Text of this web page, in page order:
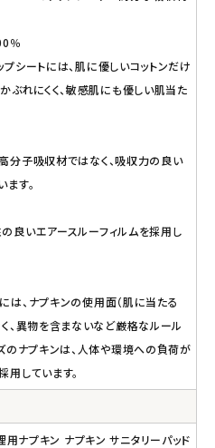
％
シートには、肌に優しいコットンだけ
ぶれにくく、敏感肌にも優しい肌当た
分子吸収材ではなく、吸収力の良い
す。
良いエアースルーフィルムを採用し
、ナプキンの使用面（肌に当たる
、異物を含まないなど厳格なルール
のナプキンは、人体や環境への負荷が
しています。
ナプキン ナプキン サニタリーパッド